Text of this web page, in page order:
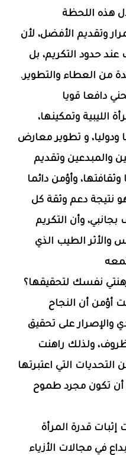
هذه اللحظة
وتقديم الأفضل، لأن
عند حدود التكريم، بل
من العطاء والتطوير.
دافعا قويا
الليبية وتمكينها،
ودوليا، و تطوير معارض
والمبدعين وتقديم
وأؤمن دائما
نتيجة دعم وثقة كل
وأن التكريم
والأثر الطيب الذي
نفسك لتحقيقها؟
أؤمن أن النجاح
والإصرار على تحقيق
ولذلك راهنت
التي اعتبرتها
أن تكون مجرد طموح
قدرة المرأة
في مجالات الأزياء